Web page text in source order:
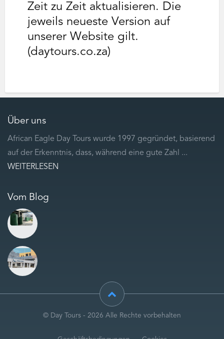
Zeit zu Zeit aktualisieren. Die
jeweils neueste Version auf
unserer Website gilt.
(daytours.co.za)
Über uns
African Eagle Day Tours wurde 1997 gegründet, basierend
auf der Erkenntnis, dass, während eine gute Zahl ...
WEITERLESEN
Vom Blog
© Day Tours - 2026 Alle Rechte vorbehalten